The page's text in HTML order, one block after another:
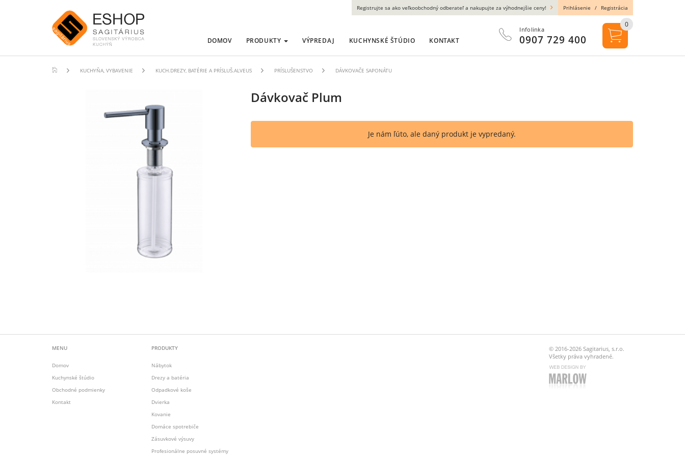
KUCHYŇA, VYBAVENIE KUCH.DREZY, BATÉRIE A PRÍSLUŠ.ALVEUS PRÍSLUŠENSTVO DÁVKOVAČE SAPONÁTU
Dávkovač Plum
Je nám ľúto, ale daný produkt je vypredaný.
MENU
Domov
Kuchynské štúdio
Obchodné podmienky
Kontakt
PRODUKTY
Nábytok
Drezy a batéria
Odpadkové koše
Dvierka
Kovanie
Domáce spotrebiče
Zásuvkové výsuvy
Profesionálne posuvné systémy
© 2016-2026 Sagitarius, s.r.o.
Všetky práva vyhradené.
Registrujte sa ako veľkoobchodný odberateľ a nakupujte za výhodnejšie ceny! Prihlásenie / Registrácia
DOMOV PRODUKTY VÝPREDAJ KUCHYNSKÉ ŠTÚDIO KONTAKT
Infolinka
0907 729 400
0